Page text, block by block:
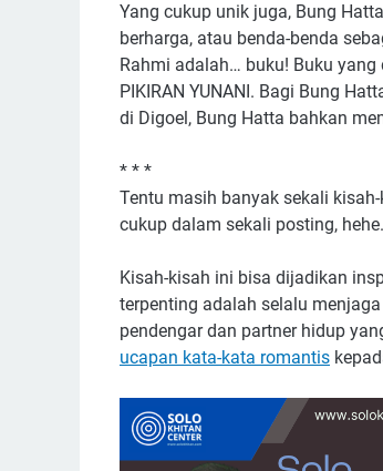
Yang cukup unik juga, Bung
berharga, atau benda-benda
Rahmi adalah… buku! Buku
PIKIRAN YUNANI. Bagi Bung
di Digoel, Bung Hatta bahkan
* * *
Tentu masih banyak sekali
cukup dalam sekali posting, hehe.
Kisah-kisah ini bisa dijadikan
terpenting adalah selalu
pendengar dan partner hidup
ucapan kata-kata romantis